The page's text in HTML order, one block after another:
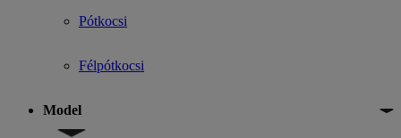
Pótkocsi
Félpótkocsi
Model